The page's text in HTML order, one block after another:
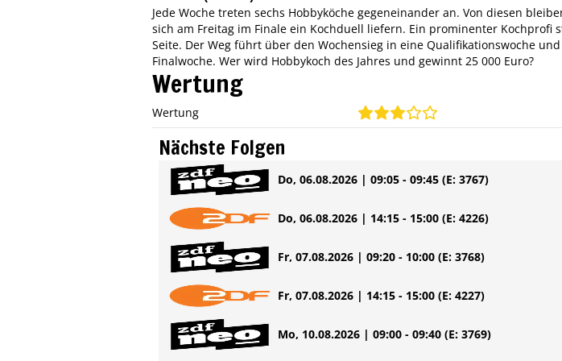
Jede Woche treten sechs Hobbyköche gegeneinander an. Von diesen
sich am Freitag im Finale ein Kochduell liefern. Ein prominenter Kochprofi
Seite. Der Weg führt über den Wochensieg in eine Qualifikationswoche
Finalwoche. Wer wird Hobbykoch des Jahres und gewinnt 25 000 Euro?
Wertung
Wertung
Nächste Folgen
Do, 06.08.2026 | 09:05 - 09:45 (E: 3767)
Do, 06.08.2026 | 14:15 - 15:00 (E: 4226)
Fr, 07.08.2026 | 09:20 - 10:00 (E: 3768)
Fr, 07.08.2026 | 14:15 - 15:00 (E: 4227)
Mo, 10.08.2026 | 09:00 - 09:40 (E: 3769)